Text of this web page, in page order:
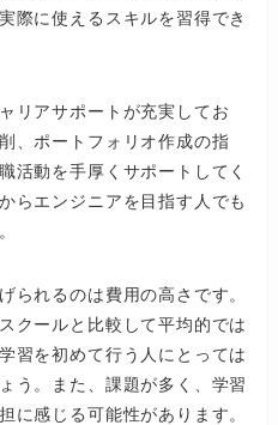
際に使えるスキルを習得でき
リアサポートが充実してお
、ポートフォリオ作成の指
活動を手厚くサポートしてく
らエンジニアを目指す人でも
られるのは費用の高さです。
クールと比較して平均的では
習を初めて行う人にとっては
う。また、課題が多く、学習
に感じる可能性があります。